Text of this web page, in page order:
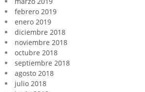
febrero 2019
enero 2019
diciembre 2018
noviembre 2018
octubre 2018
septiembre 2018
agosto 2018
julio 2018